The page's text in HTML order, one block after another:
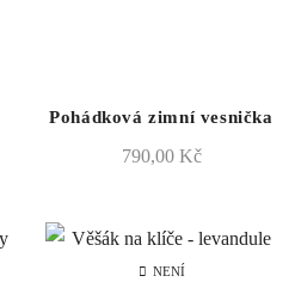
Pohádková zimní vesnička
790,00 Kč
NENÍ